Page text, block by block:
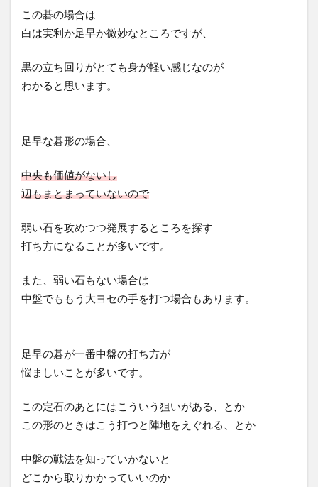
この碁の場合は
白は実利か足早か微妙なところですが、
黒の立ち回りがとても身が軽い感じなのが
わかると思います。
足早な碁形の場合、
中央も価値がないし
辺もまとまっていないので
弱い石を攻めつつ発展するところを探す
打ち方になることが多いです。
また、弱い石もない場合は
中盤でももう大ヨセの手を打つ場合もあります。
足早の碁が一番中盤の打ち方が
悩ましいことが多いです。
この定石のあとにはこういう狙いがある、とか
この形のときはこう打つと陣地をえぐれる、とか
中盤の戦法を知っていかないと
どこから取りかかっていいのか